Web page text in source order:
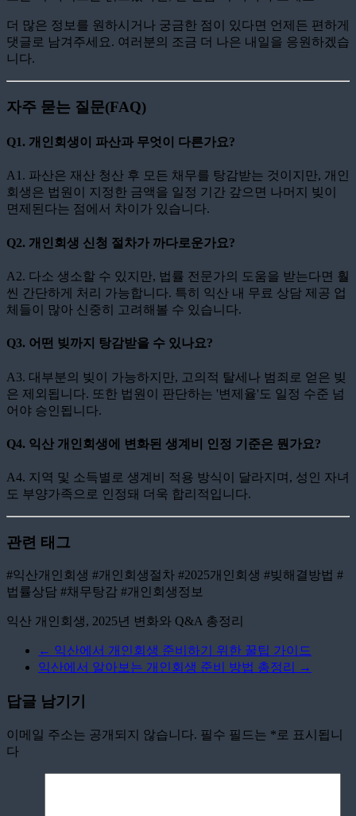
더 많은 정보를 원하시거나 궁금한 점이 있다면 언제든 편하게
댓글로 남겨주세요. 여러분의 조금 더 나은 내일을 응원하겠습
니다.
자주 묻는 질문(FAQ)
Q1. 개인회생이 파산과 무엇이 다른가요?
A1. 파산은 재산 청산 후 모든 채무를 탕감받는 것이지만, 개인
회생은 법원이 지정한 금액을 일정 기간 갚으면 나머지 빚이
면제된다는 점에서 차이가 있습니다.
Q2. 개인회생 신청 절차가 까다로운가요?
A2. 다소 생소할 수 있지만, 법률 전문가의 도움을 받는다면 훨
씬 간단하게 처리 가능합니다. 특히 익산 내 무료 상담 제공 업
체들이 많아 신중히 고려해볼 수 있습니다.
Q3. 어떤 빚까지 탕감받을 수 있나요?
A3. 대부분의 빚이 가능하지만, 고의적 탈세나 범죄로 얻은 빚
은 제외됩니다. 또한 법원이 판단하는 '변제율'도 일정 수준 넘
어야 승인됩니다.
Q4. 익산 개인회생에 변화된 생계비 인정 기준은 뭔가요?
A4. 지역 및 소득별로 생계비 적용 방식이 달라지며, 성인 자녀
도 부양가족으로 인정돼 더욱 합리적입니다.
관련 태그
#익산개인회생 #개인회생절차 #2025개인회생 #빚해결방법 #
법률상담 #채무탕감 #개인회생정보
익산 개인회생, 2025년 변화와 Q&A 총정리
← 익산에서 개인회생 준비하기 위한 꿀팁 가이드
익산에서 알아보는 개인회생 준비 방법 총정리
→
답글 남기기
이메일 주소는 공개되지 않습니다. 필수 필드는 * 로 표시됩니
다